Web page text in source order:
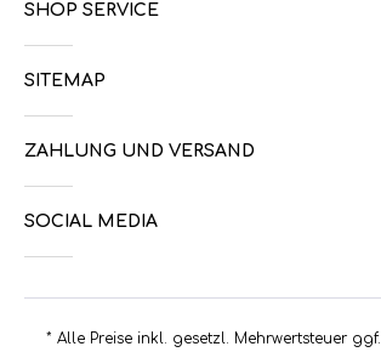
SHOP SERVICE
SITEMAP
ZAHLUNG UND VERSAND
SOCIAL MEDIA
* Alle Preise inkl. gesetzl. Mehrwertsteuer ggf.